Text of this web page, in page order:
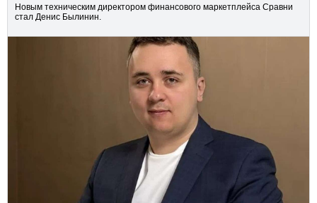
Новым техническим директором финансового маркетплейса Сравни
стал Денис Былинин.